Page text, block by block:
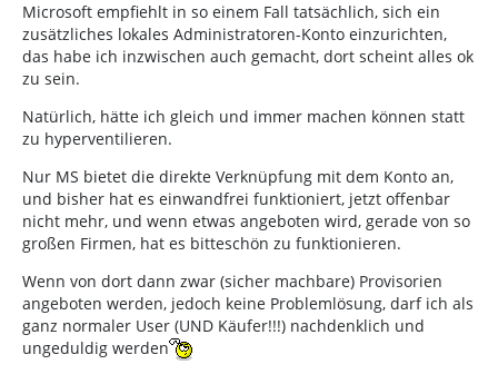
Microsoft empfiehlt in so einem Fall tatsächlich, sich ein
zusätzliches lokales Administratoren-Konto einzurichten,
das habe ich inzwischen auch gemacht, dort scheint alles ok
zu sein.
Natürlich, hätte ich gleich und immer machen können statt
zu hyperventilieren.
Nur MS bietet die direkte Verknüpfung mit dem Konto an,
und bisher hat es einwandfrei funktioniert, jetzt offenbar
nicht mehr, und wenn etwas angeboten wird, gerade von so
großen Firmen, hat es bitteschön zu funktionieren.
Wenn von dort dann zwar (sicher machbare) Provisorien
angeboten werden, jedoch keine Problemlösung, darf ich als
ganz normaler User (UND Käufer!!!) nachdenklich und
ungeduldig werden